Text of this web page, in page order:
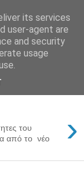
›
του
από το νέο
its services
user-agent are
and security
usage